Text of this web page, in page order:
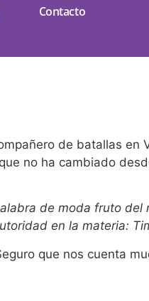
Contacto
de batallas en
no ha cambiado
de moda fruto del
en la materia: Tim
que nos cuenta